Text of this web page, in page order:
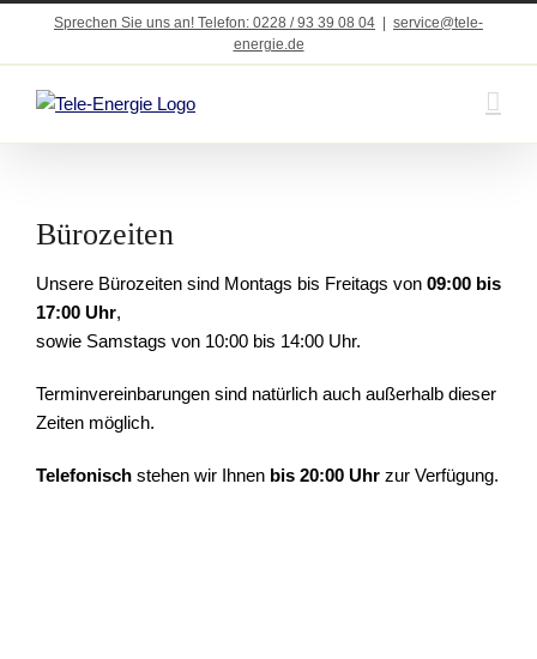
springen
Sprechen Sie uns an! Telefon: 0228 / 93 39 08 04
service@tele-
energie.de
Bürozeiten
Unsere Bürozeiten sind Montags bis Freitags von 09:00 bis
17:00 Uhr,
sowie Samstags von 10:00 bis 14:00 Uhr.
Terminvereinbarungen sind natürlich auch außerhalb dieser
Zeiten möglich.
Telefonisch stehen wir Ihnen bis 20:00 Uhr zur Verfügung.